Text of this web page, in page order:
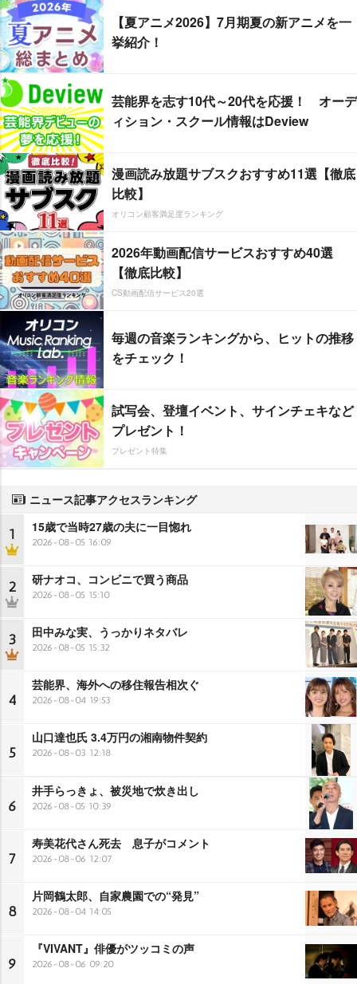
【夏アニメ2026】7月期夏の新アニメを一
挙紹介！
芸能界を志す10代～20代を応援！ オーデ
ィション・スクール情報はDeview
漫画読み放題サブスクおすすめ11選【徹底
比較】
オリコン顧客満足度ランキング
2026年動画配信サービスおすすめ40選
【徹底比較】
CS動画配信サービス20選
毎週の音楽ランキングから、ヒットの推移
をチェック！
試写会、登壇イベント、サインチェキなど
プレゼント！
プレゼント特集
ニュース記事アクセスランキング
1 15歳で当時27歳の夫に一目惚れ
2026-08-05 16:09
2 研ナオコ、コンビニで買う商品
2026-08-05 15:10
3 田中みな実、うっかりネタバレ
2026-08-05 15:32
4
芸能界、海外への移住報告相次ぐ
2026-08-04 19:53
5
山口達也氏 3.4万円の湘南物件契約
2026-08-03 12:18
6
井手らっきょ、被災地で炊き出し
2026-08-05 10:39
7
寿美花代さん死去 息子がコメント
2026-08-06 12:07
8
片岡鶴太郎、自家農園での“発見”
2026-08-04 14:05
9
『VIVANT』俳優がツッコミの声
2026-08-06 09:20